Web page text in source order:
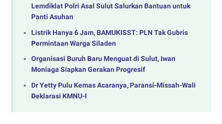
Lemdiklat Polri Asal Sulut Salurkan Bantuan untuk
Panti Asuhan
Listrik Hanya 6 Jam, BAMUKISST: PLN Tak Gubris
Permintaan Warga Siladen
Organisasi Buruh Baru Menguat di Sulut, Iwan
Moniaga Siapkan Gerakan Progresif
Dr Yetty Pulu Kemas Acaranya, Paransi-Missah-Wali
Deklarasi KMNU-I